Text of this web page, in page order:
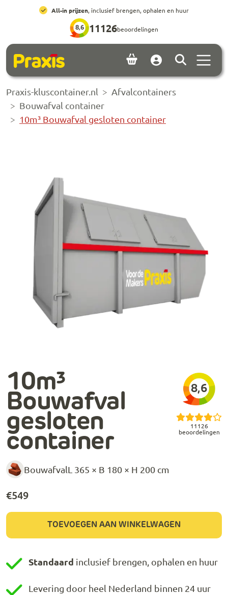
Ga naar hoofdinhoud
Ga naar footer
All-in prijzen, inclusief brengen, ophalen en huur
8,6 11126beoordelingen
Account
Praxis-kluscontainer.nl
Afvalcontainers
Bouwafval container
10m³ Bouwafval gesloten container
10m³
Bouwafval
gesloten
container
BouwafvalL 365 × B 180 × H 200 cm
8,6
11126
beoordelingen
€549
TOEVOEGEN AAN WINKELWAGEN
Standaard inclusief brengen, ophalen en huur
Levering door heel Nederland binnen 24 uur